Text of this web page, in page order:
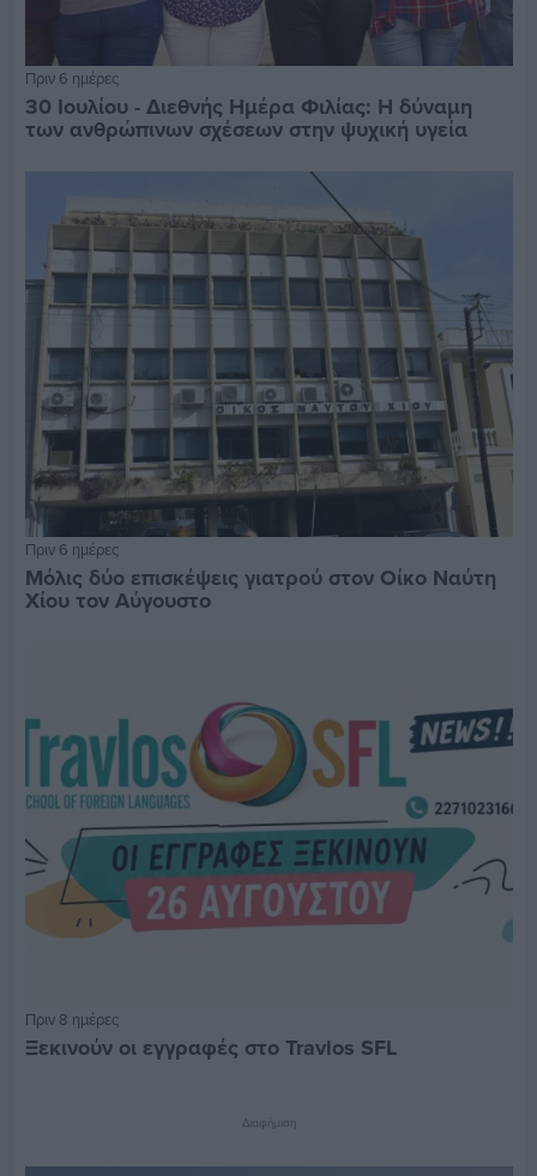
Πριν 6 ημέρες
30 Ιουλίου - Διεθνής Ημέρα Φιλίας: Η δύναμη
των ανθρώπινων σχέσεων στην ψυχική υγεία
Πριν 6 ημέρες
Μόλις δύο επισκέψεις γιατρού στον Οίκο Ναύτη
Χίου τον Αύγουστο
Πριν 8 ημέρες
Ξεκινούν οι εγγραφές στο Travlos SFL
Διαφήμιση